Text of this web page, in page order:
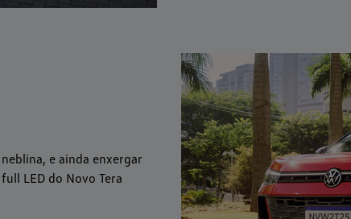
e ainda enxergar
LED do Novo Tera